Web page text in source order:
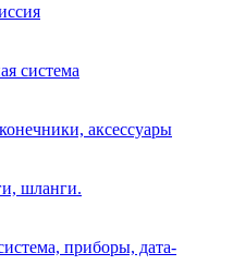
система
аксессуары
шланги.
приборы, дата-